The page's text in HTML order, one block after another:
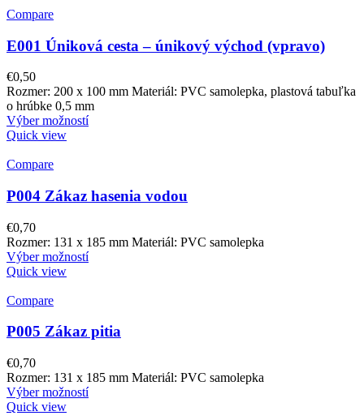
Compare
E001 Úniková cesta – únikový východ (vpravo)
€0,50
Rozmer: 200 x 100 mm Materiál: PVC samolepka, plastová tabuľka
o hrúbke 0,5 mm
Výber možností
Quick view
Compare
P004 Zákaz hasenia vodou
€0,70
Rozmer: 131 x 185 mm Materiál: PVC samolepka
Výber možností
Quick view
Compare
P005 Zákaz pitia
€0,70
Rozmer: 131 x 185 mm Materiál: PVC samolepka
Výber možností
Quick view